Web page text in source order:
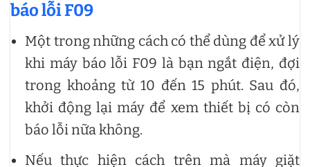
báo lỗi F09
Một trong những cách có thể dùng để xử lý
khi máy báo lỗi F09 là bạn ngắt điện, đợi
trong khoảng từ 10 đến 15 phút. Sau đó,
khởi động lại máy để xem thiết bị có còn
báo lỗi nữa không.
Nếu thực hiện cách trên mà máy giặt